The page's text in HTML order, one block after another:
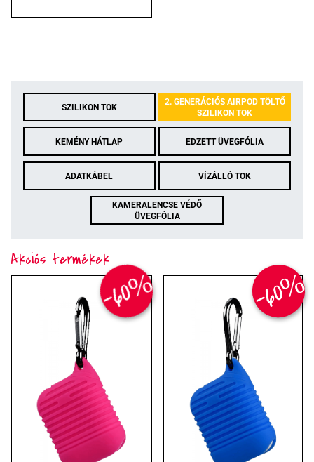
SZILIKON TOK
2. GENERÁCIÓS AIRPOD TÖLTŐ
SZILIKON TOK
KEMÉNY HÁTLAP EDZETT ÜVEGFÓLIA
ADATKÁBEL VÍZÁLLÓ TOK
KAMERALENCSE VÉDŐ
ÜVEGFÓLIA
Akciós termékek
-60% -60%